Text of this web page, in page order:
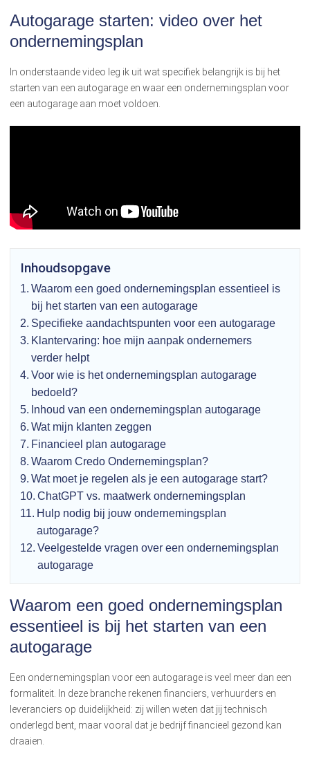
Autogarage starten: video over het
ondernemingsplan
In onderstaande video leg ik uit wat specifiek belangrijk is bij het
starten van een autogarage en waar een ondernemingsplan voor
een autogarage aan moet voldoen.
Inhoudsopgave
Waarom een goed ondernemingsplan essentieel is
bij het starten van een autogarage
Specifieke aandachtspunten voor een autogarage
Klantervaring: hoe mijn aanpak ondernemers
verder helpt
Voor wie is het ondernemingsplan autogarage
bedoeld?
Inhoud van een ondernemingsplan autogarage
Wat mijn klanten zeggen
Financieel plan autogarage
Waarom Credo Ondernemingsplan?
Wat moet je regelen als je een autogarage start?
ChatGPT vs. maatwerk ondernemingsplan
Hulp nodig bij jouw ondernemingsplan
autogarage?
Veelgestelde vragen over een ondernemingsplan
autogarage
Waarom een goed ondernemingsplan
essentieel is bij het starten van een
autogarage
Een ondernemingsplan voor een autogarage is veel meer dan een
formaliteit. In deze branche rekenen financiers, verhuurders en
leveranciers op duidelijkheid: zij willen weten dat jij technisch
onderlegd bent, maar vooral dat je bedrijf financieel gezond kan
draaien.